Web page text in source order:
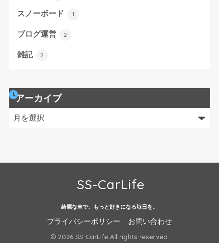
スノーボード 1
ブログ運営 2
雑記 2
アーカイブ
SS-CarLife
綺麗な車で、もっと好きになる毎日を。
プライバシーポリシー お問い合わせ
© 2026 SS-CarLife All rights reserved.